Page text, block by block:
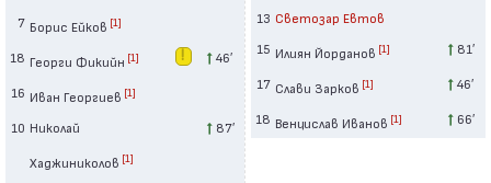
7 Борис Ейков [1]
18 Георги Фикийн [1] 46′
16 Иван Георгиев [1]
10 Николай
Хаджиниколов [1]
87′
13 Светозар Евтов
15 Илиян Йорданов [1] 81′
17 Слави Зарков [1] 46′
18 Венцислав Иванов [1] 66′